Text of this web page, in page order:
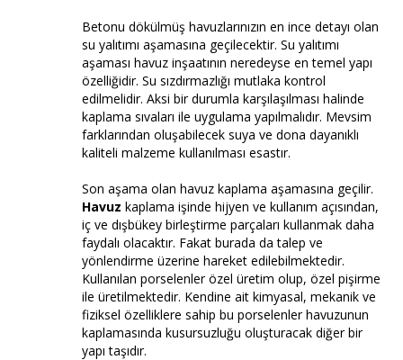
Betonu dökülmüş havuzlarınızın en ince detayı olan
su yalıtımı aşamasına geçilecektir. Su yalıtımı
aşaması havuz inşaatının neredeyse en temel yapı
özelliğidir. Su sızdırmazlığı mutlaka kontrol
edilmelidir. Aksi bir durumla karşılaşılması halinde
kaplama sıvaları ile uygulama yapılmalıdır. Mevsim
farklarından oluşabilecek suya ve dona dayanıklı
kaliteli malzeme kullanılması esastır.
Son aşama olan havuz kaplama aşamasına geçilir.
Havuz kaplama işinde hijyen ve kullanım açısından,
iç ve dışbükey birleştirme parçaları kullanmak daha
faydalı olacaktır. Fakat burada da talep ve
yönlendirme üzerine hareket edilebilmektedir.
Kullanılan porselenler özel üretim olup, özel pişirme
ile üretilmektedir. Kendine ait kimyasal, mekanik ve
fiziksel özelliklere sahip bu porselenler havuzunun
kaplamasında kusursuzluğu oluşturacak diğer bir
yapı taşıdır.